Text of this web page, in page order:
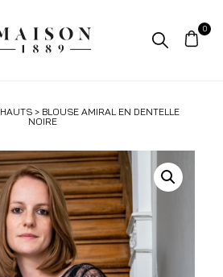
HAUTS > BLOUSE AMIRAL EN DENTELLE
NOIRE